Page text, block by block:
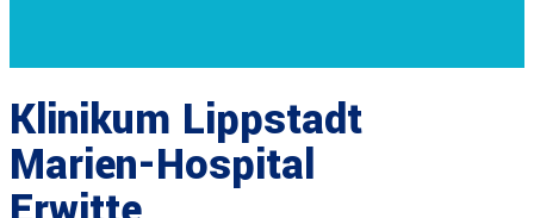
Klinikum Lippstadt
Marien-Hospital